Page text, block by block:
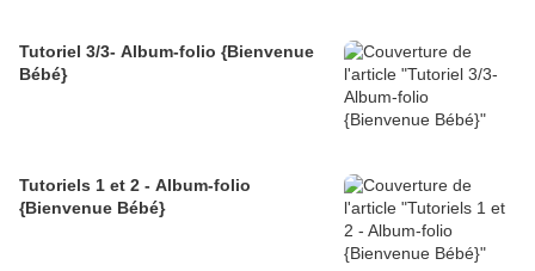
Tutoriel 3/3- Album-folio {Bienvenue
Bébé}
Tutoriels 1 et 2 - Album-folio
{Bienvenue Bébé}